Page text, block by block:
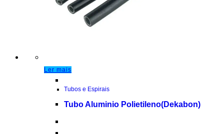
Ler mais
Tubos e Espirais
Tubo Aluminio Polietileno(Dekabon)